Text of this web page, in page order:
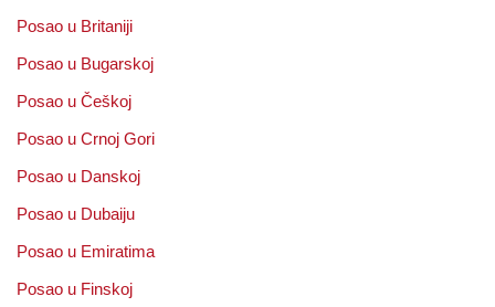
Posao u Britaniji
Posao u Bugarskoj
Posao u Češkoj
Posao u Crnoj Gori
Posao u Danskoj
Posao u Dubaiju
Posao u Emiratima
Posao u Finskoj